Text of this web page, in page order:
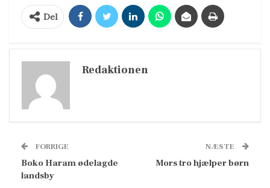
Del
Redaktionen
FORRIGE
Boko Haram ødelagde
landsby
NÆSTE
Mors tro hjælper børn